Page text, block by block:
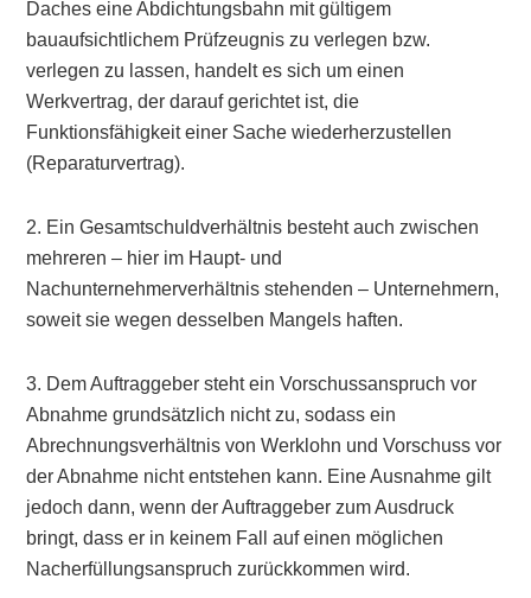
Daches eine Abdichtungsbahn mit gültigem
bauaufsichtlichem Prüfzeugnis zu verlegen bzw.
verlegen zu lassen, handelt es sich um einen
Werkvertrag, der darauf gerichtet ist, die
Funktionsfähigkeit einer Sache wiederherzustellen
(Reparaturvertrag).
2. Ein Gesamtschuldverhältnis besteht auch zwischen
mehreren – hier im Haupt- und
Nachunternehmerverhältnis stehenden – Unternehmern,
soweit sie wegen desselben Mangels haften.
3. Dem Auftraggeber steht ein Vorschussanspruch vor
Abnahme grundsätzlich nicht zu, sodass ein
Abrechnungsverhältnis von Werklohn und Vorschuss vor
der Abnahme nicht entstehen kann. Eine Ausnahme gilt
jedoch dann, wenn der Auftraggeber zum Ausdruck
bringt, dass er in keinem Fall auf einen möglichen
Nacherfüllungsanspruch zurückkommen wird.